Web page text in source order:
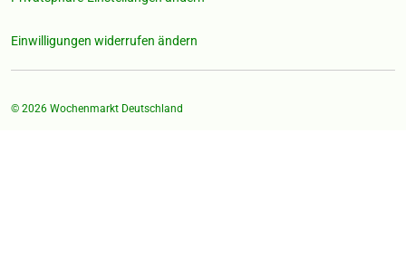
Einwilligungen widerrufen ändern
© 2026 Wochenmarkt Deutschland